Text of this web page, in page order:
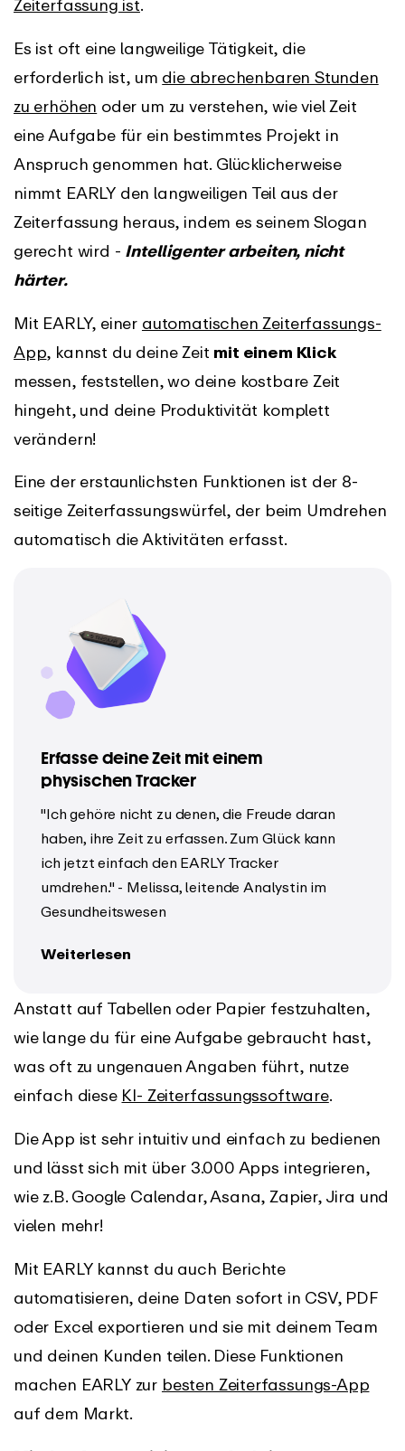
Zeiterfassung ist.
Es ist oft eine langweilige Tätigkeit, die
erforderlich ist, um die abrechenbaren Stunden
zu erhöhen oder um zu verstehen, wie viel Zeit
eine Aufgabe für ein bestimmtes Projekt in
Anspruch genommen hat. Glücklicherweise
nimmt EARLY den langweiligen Teil aus der
Zeiterfassung heraus, indem es seinem Slogan
gerecht wird - Intelligenter arbeiten, nicht
härter.
Mit EARLY, einer automatischen Zeiterfassungs-
App, kannst du deine Zeit mit einem Klick
messen, feststellen, wo deine kostbare Zeit
hingeht, und deine Produktivität komplett
verändern!
Eine der erstaunlichsten Funktionen ist der 8-
seitige Zeiterfassungswürfel, der beim Umdrehen
automatisch die Aktivitäten erfasst.
Erfasse deine Zeit mit einem
physischen Tracker
"Ich gehöre nicht zu denen, die Freude daran
haben, ihre Zeit zu erfassen. Zum Glück kann
ich jetzt einfach den EARLY Tracker
umdrehen." - Melissa, leitende Analystin im
Gesundheitswesen
Weiterlesen
Anstatt auf Tabellen oder Papier festzuhalten,
wie lange du für eine Aufgabe gebraucht hast,
was oft zu ungenauen Angaben führt, nutze
einfach diese KI- Zeiterfassungssoftware.
Die App ist sehr intuitiv und einfach zu bedienen
und lässt sich mit über 3.000 Apps integrieren,
wie z.B. Google Calendar, Asana, Zapier, Jira und
vielen mehr!
Mit EARLY kannst du auch Berichte
automatisieren, deine Daten sofort in CSV, PDF
oder Excel exportieren und sie mit deinem Team
und deinen Kunden teilen. Diese Funktionen
machen EARLY zur besten Zeiterfassungs-App
auf dem Markt.